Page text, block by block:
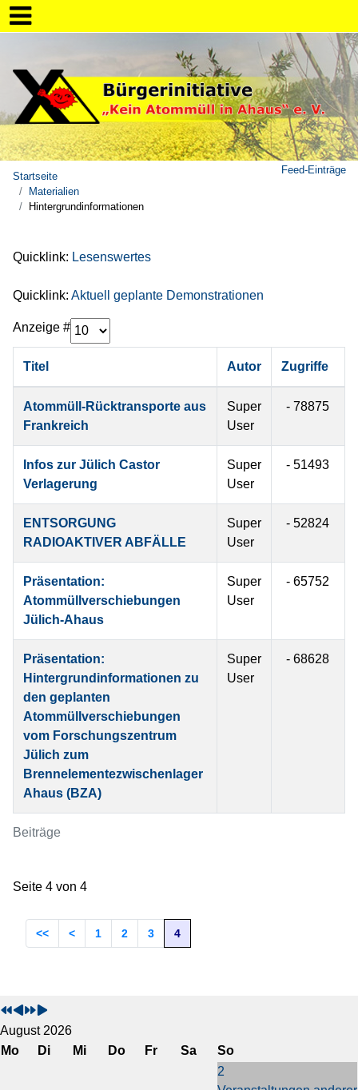
Feed-Einträge
Startseite
Materialien
Hintergrundinformationen
Quicklink: Lesenswertes
Quicklink: Aktuell geplante Demonstrationen
Anzeige #
Beiträge
Titel Autor Zugriffe
Atommüll-Rücktransporte aus
Frankreich
Super
User
78875
Infos zur Jülich Castor
Verlagerung
Super
User
51493
ENTSORGUNG
RADIOAKTIVER ABFÄLLE
Super
User
52824
Präsentation:
Atommüllverschiebungen
Jülich-Ahaus
Super
User
65752
Präsentation:
Hintergrundinformationen zu
den geplanten
Atommüllverschiebungen
vom Forschungszentrum
Jülich zum
Brennelementezwischenlager
Ahaus (BZA)
Super
User
68628
Seite 4 von 4
1 2 3 4
o
r
o
h
ä ä
August 2026
Mo
Di Mi Do Fr Sa So
2